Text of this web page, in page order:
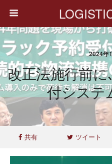
2024年
改正法施行前
付システ
共有 ツイート